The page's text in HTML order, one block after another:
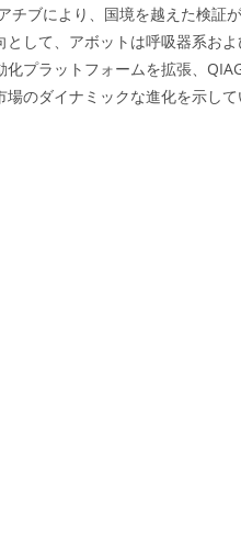
チブにより、国境を越えた検証
して、アボットは呼吸器系お
プラットフォームを拡張、
のダイナミックな進化を示して